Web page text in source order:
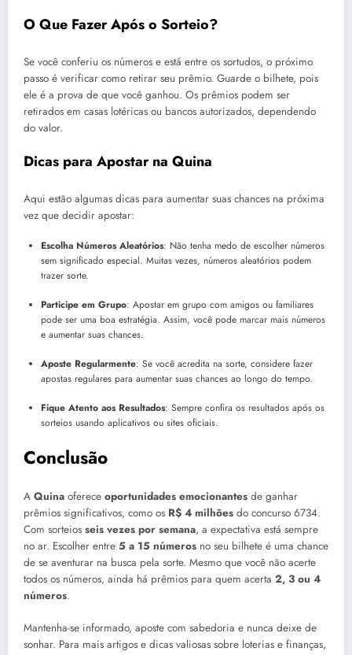
O Que Fazer Após o Sorteio?
Se você conferiu os números e está entre os sortudos, o próximo
passo é verificar como retirar seu prêmio. Guarde o bilhete, pois
ele é a prova de que você ganhou. Os prêmios podem ser
retirados em casas lotéricas ou bancos autorizados, dependendo
do valor.
Dicas para Apostar na Quina
Aqui estão algumas dicas para aumentar suas chances na próxima
vez que decidir apostar:
Escolha Números Aleatórios: Não tenha medo de escolher números
sem significado especial. Muitas vezes, números aleatórios podem
trazer sorte.
Participe em Grupo: Apostar em grupo com amigos ou familiares
pode ser uma boa estratégia. Assim, você pode marcar mais números
e aumentar suas chances.
Aposte Regularmente: Se você acredita na sorte, considere fazer
apostas regulares para aumentar suas chances ao longo do tempo.
Fique Atento aos Resultados: Sempre confira os resultados após os
sorteios usando aplicativos ou sites oficiais.
Conclusão
A Quina oferece oportunidades emocionantes de ganhar
prêmios significativos, como os R$ 4 milhões do concurso 6734.
Com sorteios seis vezes por semana, a expectativa está sempre
no ar. Escolher entre 5 a 15 números no seu bilhete é uma chance
de se aventurar na busca pela sorte. Mesmo que você não acerte
todos os números, ainda há prêmios para quem acerta 2, 3 ou 4
números.
Mantenha-se informado, aposte com sabedoria e nunca deixe de
sonhar. Para mais artigos e dicas valiosas sobre loterias e finanças,